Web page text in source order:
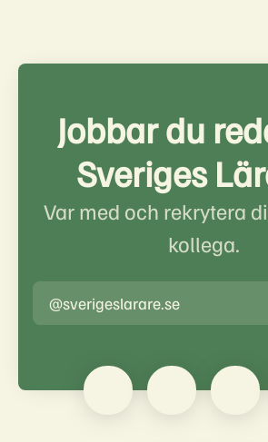
Jobbar du
Sveriges
Var med och rekrytera
kollega.
@sverigeslarare.se